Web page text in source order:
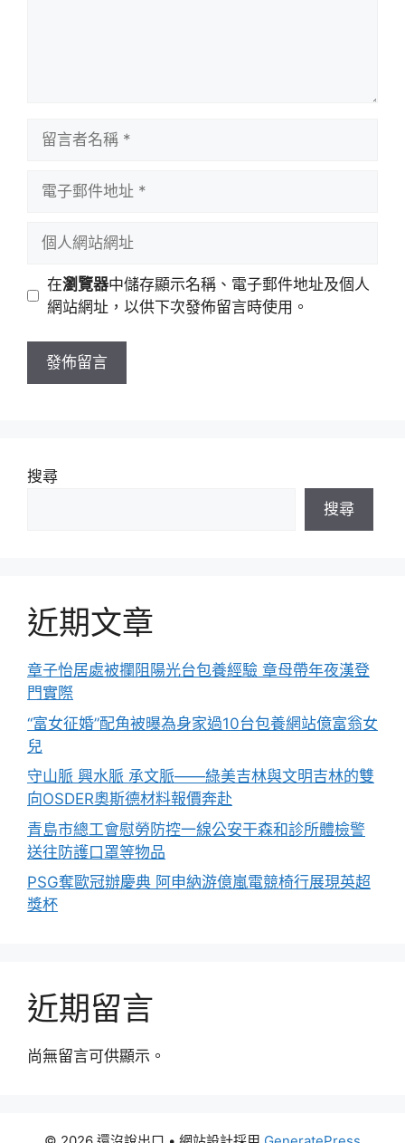
址
站
址
在瀏覽器中儲存顯示名稱、電子郵件地址及個人
網站網址，以供下次發佈留言時使用。
搜尋
搜尋
近期文章
章子怡居處被攔阻陽光台包養經驗 章母帶年夜漢登
門實際
“富女征婚”配角被曝為身家過10台包養網站億富翁女
兒
守山脈 興水脈 承文脈——綠美吉林與文明吉林的雙
向OSDER奧斯德材料報價奔赴
青島市總工會慰勞防控一線公安干森和診所體檢警
送往防護口罩等物品
PSG奪歐冠辦慶典 阿申納游億嵐電競椅行展現英超
獎杯
近期留言
尚無留言可供顯示。